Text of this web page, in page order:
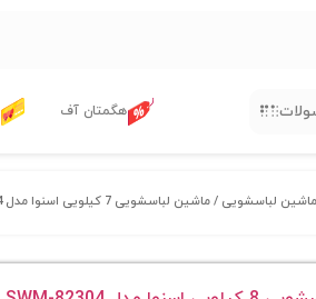
هگمتان آف
ماشین لباسشویی / ماشین لباسشویی 7 کیلویی اسنوا مدل SWM_72304